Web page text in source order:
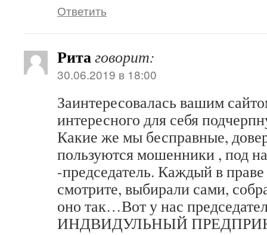
Ответить
Ритаговорит:
30.06.2019 в 18:00
Заинтересовалась вашим
интересного для себя
Какие же мы бесправные,
пользуются мошенники , под
-председатель. Каждый в праве
смотрите, выбирали сами,
оно так…Вот у нас
ИНДВИДУЛЬНЫЙ